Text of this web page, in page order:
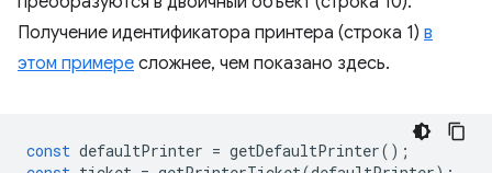
Получение идентификатора принтера (строка 1) в
этом примере сложнее, чем показано здесь.
const defaultPrinter = getDefaultPrinter();